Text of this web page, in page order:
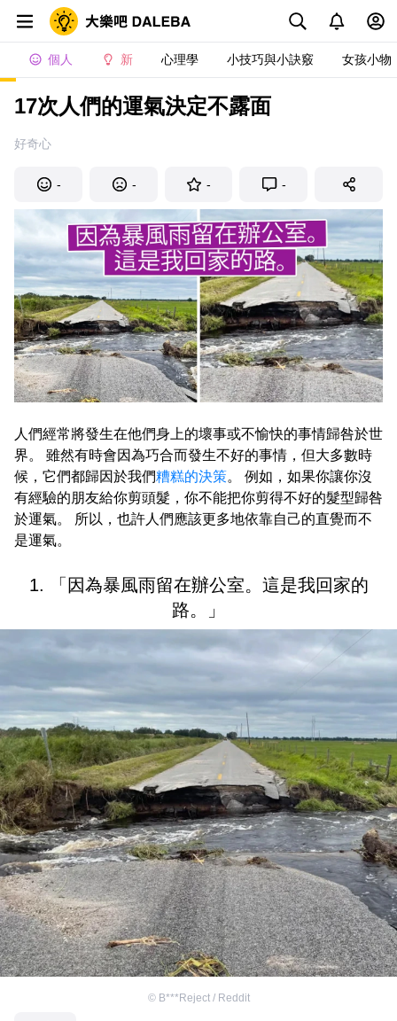
個人 新 心理學 小技巧與小訣竅 女孩小物
17次人們的運氣決定不露面
好奇心
- - - -
人們經常將發生在他們身上的壞事或不愉快的事情歸咎於世
界。 雖然有時會因為巧合而發生不好的事情，但大多數時
候，它們都歸因於我們糟糕的決策。 例如，如果你讓你沒
有經驗的朋友給你剪頭髮，你不能把你剪得不好的髮型歸咎
於運氣。 所以，也許人們應該更多地依靠自己的直覺而不
是運氣。
1. 「因為暴風雨留在辦公室。這是我回家的
路。」
© B***Reject / Reddit